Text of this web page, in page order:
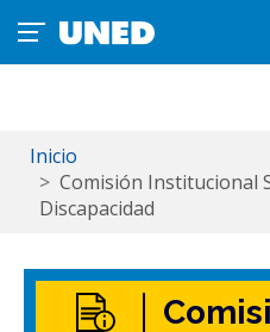
Inicio
Comisión Institucional
Discapacidad